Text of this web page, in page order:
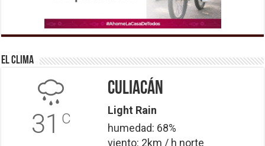
El Clima
31 C
Culiacán
Light Rain
humedad: 68%
viento: 2km / h norte